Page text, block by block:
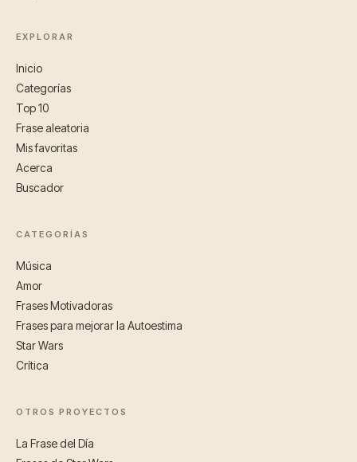
EXPLORAR
Inicio
Categorías
Top 10
Frase aleatoria
Mis favoritas
Acerca
Buscador
CATEGORÍAS
Música
Amor
Frases Motivadoras
Frases para mejorar la Autoestima
Star Wars
Crítica
OTROS PROYECTOS
La Frase del Día